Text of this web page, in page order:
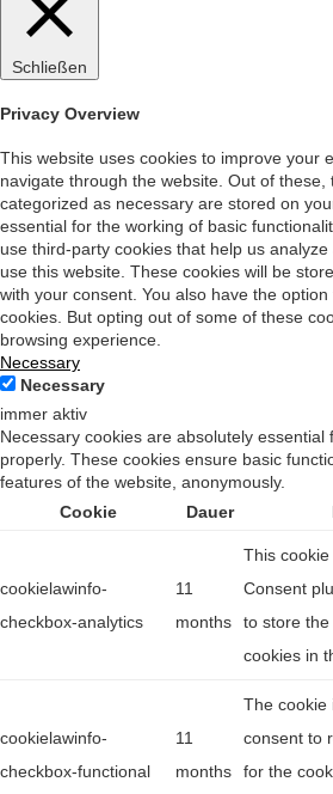
Schließen
Privacy Overview
This website uses cookies to improve your
navigate through the website. Out of these,
categorized as necessary are stored on
essential for the working of basic
use third-party cookies that help us
use this website. These cookies will be
with your consent. You also have the
cookies. But opting out of some of these
browsing experience.
Necessary
Necessary
immer aktiv
Necessary cookies are absolutely essential
properly. These cookies ensure basic
features of the website, anonymously.
Cookie
Dauer
cookielawinfo-
checkbox-analytics
11
months
This
Consent
to store
cookies in
cookielawinfo-
checkbox-functional
11
months
The cookie
consent to
for the